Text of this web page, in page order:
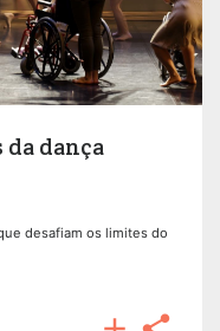
da dança
desafiam os limites do